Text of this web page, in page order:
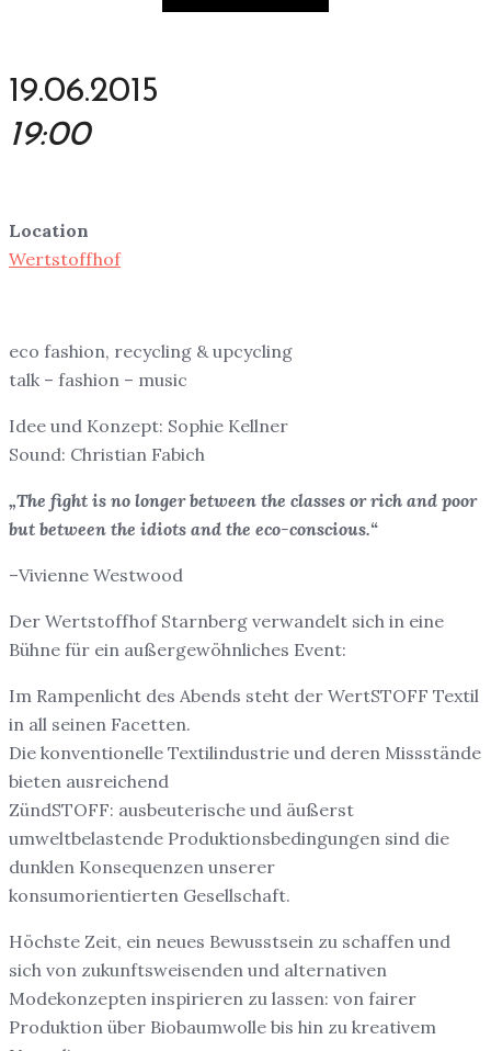
19.06.2015
19:00
Location
Wertstoffhof
eco fashion, recycling & upcycling
talk – fashion – music
Idee und Konzept: Sophie Kellner
Sound: Christian Fabich
„The fight is no longer between the classes or rich and poor
but between the idiots and the eco-conscious.“
–Vivienne Westwood
Der Wertstoffhof Starnberg verwandelt sich in eine
Bühne für ein außergewöhnliches Event:
Im Rampenlicht des Abends steht der WertSTOFF Textil
in all seinen Facetten.
Die konventionelle Textilindustrie und deren Missstände
bieten ausreichend
ZündSTOFF: ausbeuterische und äußerst
umweltbelastende Produktionsbedingungen sind die
dunklen Konsequenzen unserer
konsumorientierten Gesellschaft.
Höchste Zeit, ein neues Bewusstsein zu schaffen und
sich von zukunftsweisenden und alternativen
Modekonzepten inspirieren zu lassen: von fairer
Produktion über Biobaumwolle bis hin zu kreativem